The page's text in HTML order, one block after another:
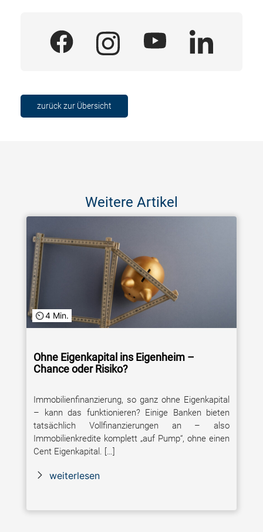
zurück zur Übersicht
Weitere Artikel
4 Min.
Ohne Eigenkapital ins Eigenheim –
Chance oder Risiko?
Immobilienfinanzierung, so ganz ohne Eigenkapital
– kann das funktionieren? Einige Banken bieten
tatsächlich Vollfinanzierungen an – also
Immobilienkredite komplett „auf Pump“, ohne einen
Cent Eigenkapital. […]
weiterlesen